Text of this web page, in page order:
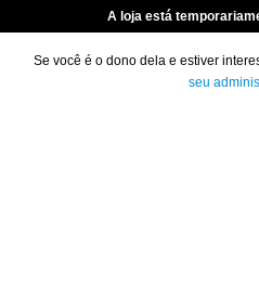
A loja está
Se você é o dono dela e estiver
seu